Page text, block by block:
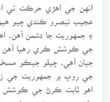
انهن جي اهڙي حرڪت تي
عجيب تبصرو ڪندي چيو
۽ جمهوريت جا دشمن آهن.
جي ڪوشش ڪري رهيا آهن
جيان آهي. چيلو جيڪو
جي روپ ۾ جمهوريت جي
اهو ثابت ڪرڻ جي ڪوشش
ڪنهن جمهوريت جو نعرو